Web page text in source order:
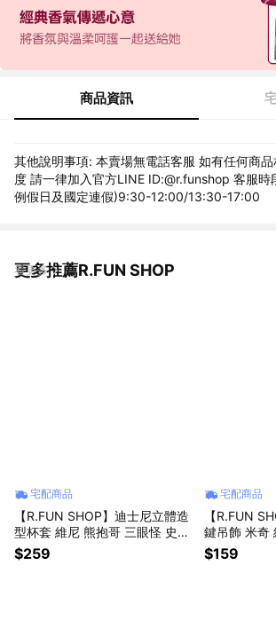
商品資訊
其他說明事項: 本賣場無電話客服 如有任何商
度 請一律加入官方LINE ID:@r.funshop 客服時
例假日及國定連假)9:30-12:00/13:30-17:00
更多推薦R.FUN SHOP
看更多
宅配商品
【R.FUN SHOP】迪士尼立體造
型杯套 維尼 熊抱哥 三眼怪 史迪
奇 小飛象 愛麗兒 飲料杯套 環保
CA928
$259
宅配商品
【R.FUN
鍵吊飾 米奇
三眼怪 療育
$159